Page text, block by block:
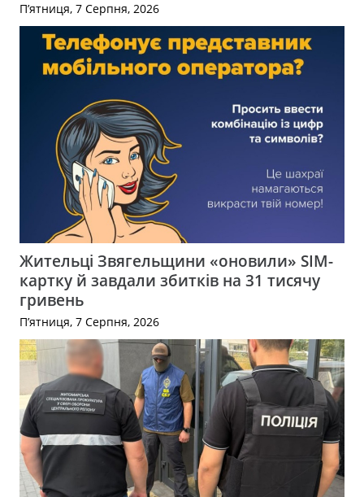
П’ятниця, 7 Серпня, 2026
Жительці Звягельщини «оновили» SIM-
картку й завдали збитків на 31 тисячу
гривень
П’ятниця, 7 Серпня, 2026